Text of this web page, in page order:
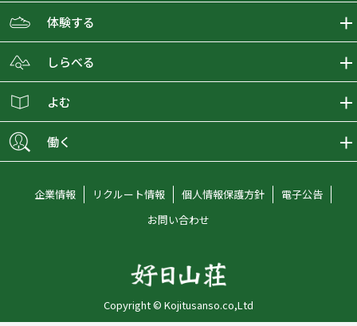
ECMALLの商品をさがす
取り扱いブランド一覧
ショップブログ
会員募集
体験する
おとな女子登山部
グラビティリサーチ
しらべる
登山レポート
オンラインコンシェルジュ
よむ
好日山荘マガジン
働く
アルバイト採用情報
社員メッセージ
企業情報 リクルート情報 個人情報保護方針
電子公告
お問い合わせ
Copyright © Kojitusanso.co,Ltd